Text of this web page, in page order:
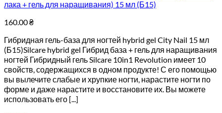
лака + гель для наращивания) 15 мл (Б15)
160.00₴
Гибридная гель-база для ногтей hybrid gel City Nail 15 мл
(Б15)Silcare hybrid gel Гибрид база + гель для наращивания
ногтей Гибридный гель Silcare 10in1 Revolution имеет 10
свойств, содержащихся в одном продукте! С его помощью
вы вылечите слабые и хрупкие ногти, нарастите ногти по
форме и даже нарастите и восстановите их. Вы можете
использовать его [...]